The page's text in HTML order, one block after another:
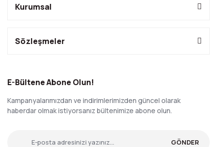
Kurumsal
Sözleşmeler
E-Bültene Abone Olun!
Kampanyalarımızdan ve indirimlerimizden güncel olarak
haberdar olmak istiyorsanız bültenimize abone olun.
GÖNDER